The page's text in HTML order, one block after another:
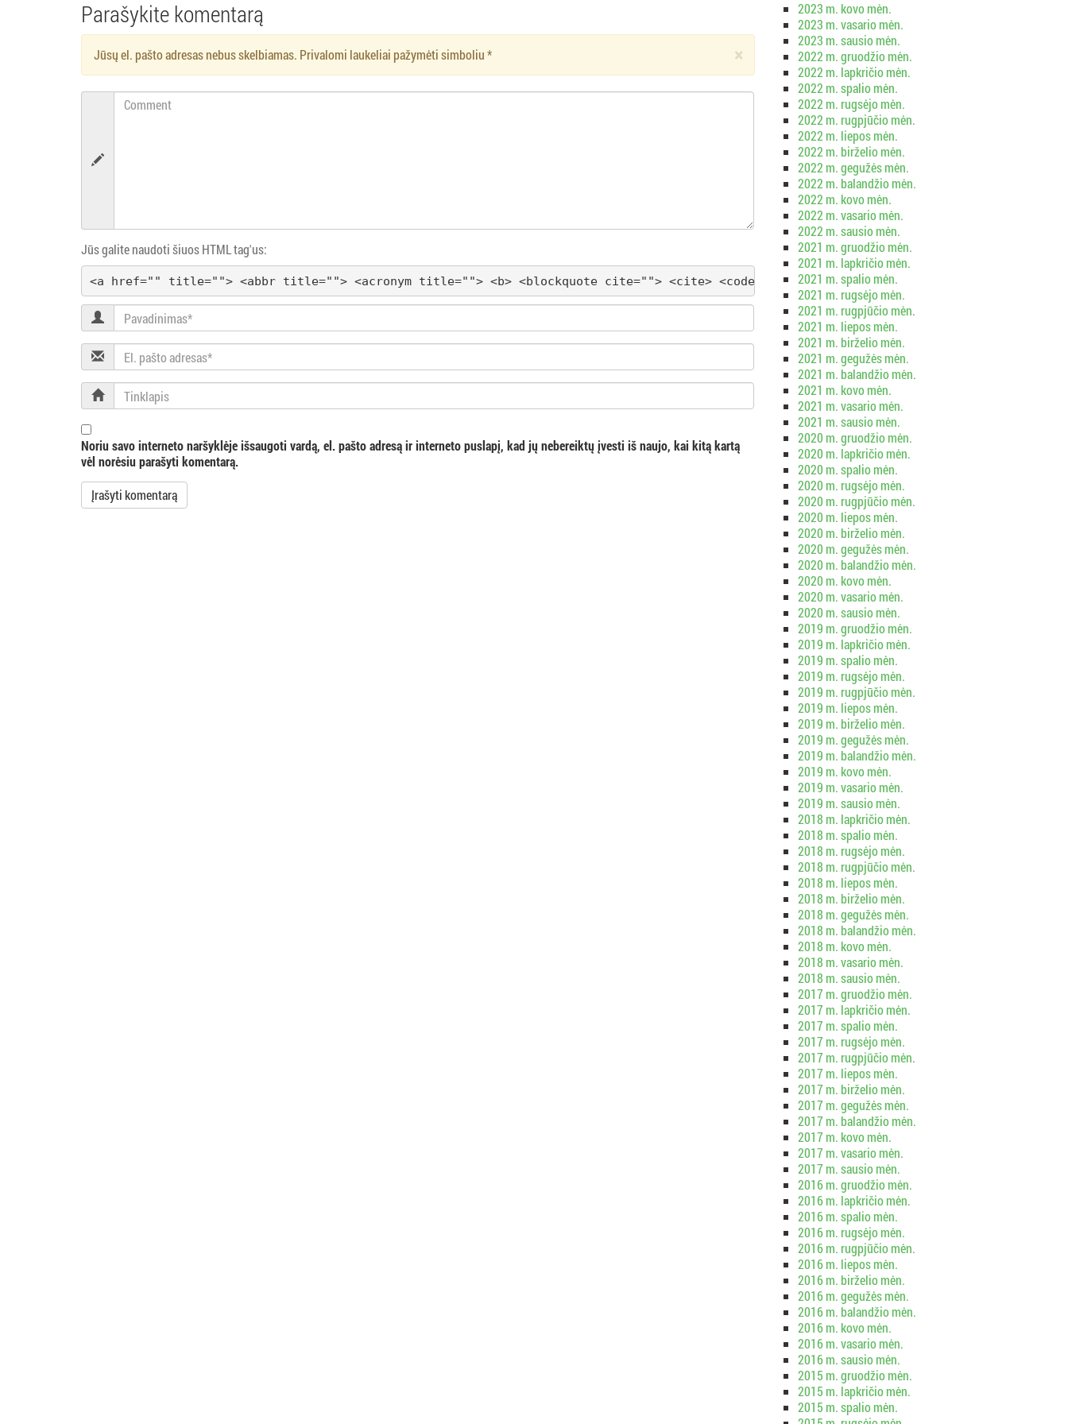
a
š
ų
a
i
g
a
c
i
j
a
Parašykite komentarą
×
Jūsų el. pašto adresas nebus skelbiamas. Privalomi laukeliai pažymėti simboliu*
Comment
Jūs galite naudoti šiuos HTML tag'us:
<a href="" title=""> <abbr title=""> <acronym title=""> <b> <blockquote cite=""> <cite> <code> <del datetime=""> <em> <i> <q cite="">
Pavadinimas
El.
pašto
adresas
Tinklapis
Noriu savo interneto naršyklėje išsaugoti vardą, el. pašto adresą ir interneto puslapį, kad jų nebereiktų įvesti iš naujo, kai kitą kartą
vėl norėsiu parašyti komentarą.
2023 m. kovo mėn.
2023 m. vasario mėn.
2023 m. sausio mėn.
2022 m. gruodžio mėn.
2022 m. lapkričio mėn.
2022 m. spalio mėn.
2022 m. rugsėjo mėn.
2022 m. rugpjūčio mėn.
2022 m. liepos mėn.
2022 m. birželio mėn.
2022 m. gegužės mėn.
2022 m. balandžio mėn.
2022 m. kovo mėn.
2022 m. vasario mėn.
2022 m. sausio mėn.
2021 m. gruodžio mėn.
2021 m. lapkričio mėn.
2021 m. spalio mėn.
2021 m. rugsėjo mėn.
2021 m. rugpjūčio mėn.
2021 m. liepos mėn.
2021 m. birželio mėn.
2021 m. gegužės mėn.
2021 m. balandžio mėn.
2021 m. kovo mėn.
2021 m. vasario mėn.
2021 m. sausio mėn.
2020 m. gruodžio mėn.
2020 m. lapkričio mėn.
2020 m. spalio mėn.
2020 m. rugsėjo mėn.
2020 m. rugpjūčio mėn.
2020 m. liepos mėn.
2020 m. birželio mėn.
2020 m. gegužės mėn.
2020 m. balandžio mėn.
2020 m. kovo mėn.
2020 m. vasario mėn.
2020 m. sausio mėn.
2019 m. gruodžio mėn.
2019 m. lapkričio mėn.
2019 m. spalio mėn.
2019 m. rugsėjo mėn.
2019 m. rugpjūčio mėn.
2019 m. liepos mėn.
2019 m. birželio mėn.
2019 m. gegužės mėn.
2019 m. balandžio mėn.
2019 m. kovo mėn.
2019 m. vasario mėn.
2019 m. sausio mėn.
2018 m. lapkričio mėn.
2018 m. spalio mėn.
2018 m. rugsėjo mėn.
2018 m. rugpjūčio mėn.
2018 m. liepos mėn.
2018 m. birželio mėn.
2018 m. gegužės mėn.
2018 m. balandžio mėn.
2018 m. kovo mėn.
2018 m. vasario mėn.
2018 m. sausio mėn.
2017 m. gruodžio mėn.
2017 m. lapkričio mėn.
2017 m. spalio mėn.
2017 m. rugsėjo mėn.
2017 m. rugpjūčio mėn.
2017 m. liepos mėn.
2017 m. birželio mėn.
2017 m. gegužės mėn.
2017 m. balandžio mėn.
2017 m. kovo mėn.
2017 m. vasario mėn.
2017 m. sausio mėn.
2016 m. gruodžio mėn.
2016 m. lapkričio mėn.
2016 m. spalio mėn.
2016 m. rugsėjo mėn.
2016 m. rugpjūčio mėn.
2016 m. liepos mėn.
2016 m. birželio mėn.
2016 m. gegužės mėn.
2016 m. balandžio mėn.
2016 m. kovo mėn.
2016 m. vasario mėn.
2016 m. sausio mėn.
2015 m. gruodžio mėn.
2015 m. lapkričio mėn.
2015 m. spalio mėn.